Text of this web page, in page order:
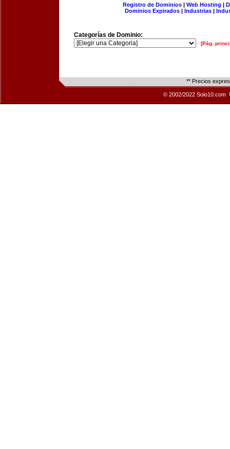
Registro de Dominios| Web Hosting |
Dominios Expirados | Industrias |
Categorías de Dominio:
[Pág.
** Precios
© 2002/2022 Solo10.com